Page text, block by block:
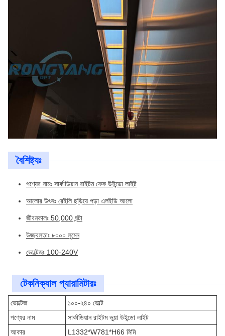
বৈশিষ্ট্যঃ
পণ্যের নামঃ সার্কাডিয়ান রাইটম ফেক উইন্ডো লাইট
আলোর উৎসঃ রেইলি ছড়িয়ে পড়া এলইডি আলো
জীবনকালঃ 50,000 ঘন্টা
উজ্জ্বলতাঃ ৮০০০ লুমেন
ভোল্টেজঃ 100-240V
টেকনিক্যাল প্যারামিটারঃ
ভোল্টেজ
১০০-২৪০ ভোল্ট
পণ্যের নাম
সার্কাডিয়ান রাইটম ভুয়া উইন্ডো লাইট
আকার
L1332*W781*H66 মিমি